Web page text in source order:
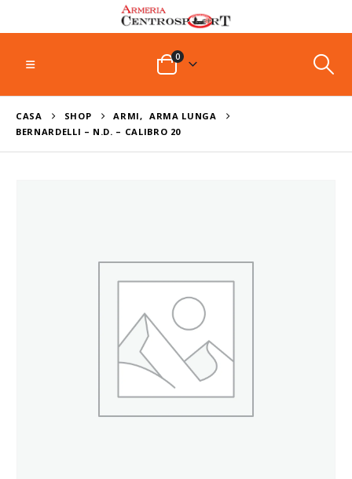
0
CASA SHOP ARMI,
ARMA LUNGA
BERNARDELLI – N.D. – CALIBRO 20